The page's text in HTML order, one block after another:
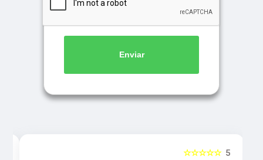
Enviar
5
☆☆☆☆☆